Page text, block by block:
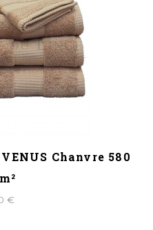
Chanvre 580
€